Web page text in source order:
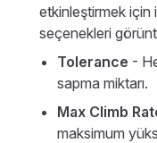
etkinleştirmek için
seçenekleri
Tolerance -
sapma miktarı.
Max Climb
maksimum